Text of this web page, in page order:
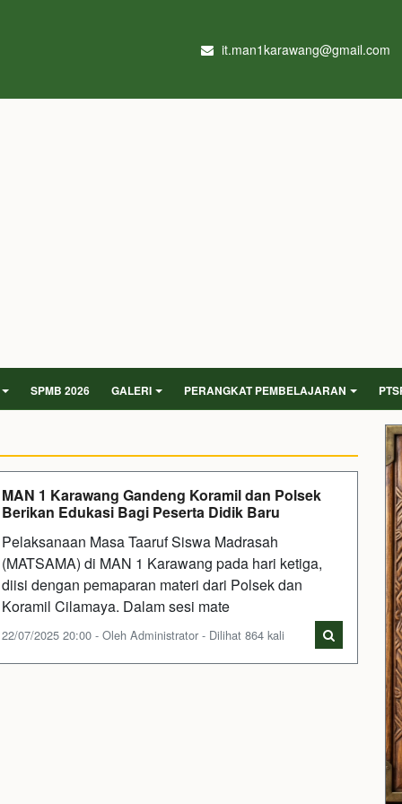
it.man1karawang@gmail.com
SPMB 2026 GALERI PERANGKAT PEMBELAJARAN
MAN 1 Karawang Gandeng Koramil dan Polsek
Berikan Edukasi Bagi Peserta Didik Baru
Pelaksanaan Masa Taaruf Siswa Madrasah
(MATSAMA) di MAN 1 Karawang pada hari ketiga,
diisi dengan pemaparan materi dari Polsek dan
Koramil Cilamaya. Dalam sesi mate
22/07/2025 20:00 - Oleh Administrator - Dilihat 864 kali